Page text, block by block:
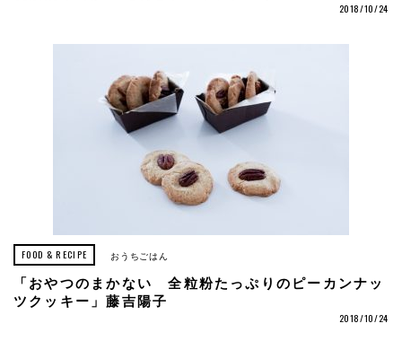
2018/10/24
FOOD & RECIPE おうちごはん
「おやつのまかない 全粒粉たっぷりのピーカンナッ
ツクッキー」藤吉陽子
2018/10/24